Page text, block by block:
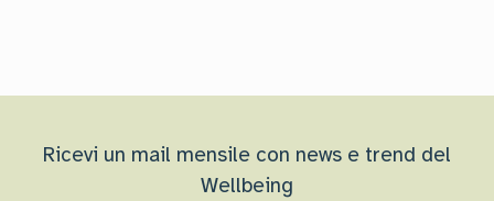
Ricevi un mail mensile con news e trend del
Wellbeing